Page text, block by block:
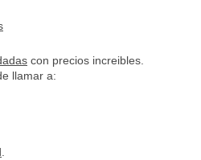
con precios increibles.
llamar a: